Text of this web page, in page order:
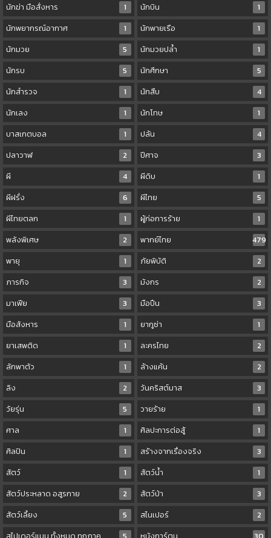
นักฆ่า มือสั่งหาร
1 นักบิน
1
นักพยากรณ์อากาศ
1 นักพายเรือ
1
นักมวย
5 นักมวยปล้ำ
1
นักรบ
5 นักศึกษา
5
นักสำรวจ
1 นักสืบ
4
นักเลง
1 นักโทษ
1
บาสเกตบอล
1 ปล้น
4
ปลาวาฬ
2 ปีศาจ
3
ผี
4 ผีดิบ
1
ผีฝรั่ง
6 ผีไทย
5
ผีไทยตลก
1 ผู้ก่อการร้าย
1
พลังพิเศษ
2 พากย์ไทย
479
พายุ
1 ภัยพิบัติ
2
ภารกิจ
3 มังกร
2
มาเฟีย
3 มือปืน
3
มือสังหาร
1 ยากูซ่า
1
ยาเสพติด
1 ละครไทย
2
ลักพาตัว
1 ล้างแค้น
2
ลิง
2 วันคริสต์มาส
3
วัยรุ่น
5 วายร้าย
1
ศาล
1 ศิลปะการต่อสู้
1
ศิลปิน
1 สร้างจากเรื่องจริง
3
สัตว์
1 สัตว์น้ำ
1
สัตว์ประหลาด อสูรกาย
2 สัตว์ป่า
3
สัตว์เลี้ยง
5 สไนเปอร์
2